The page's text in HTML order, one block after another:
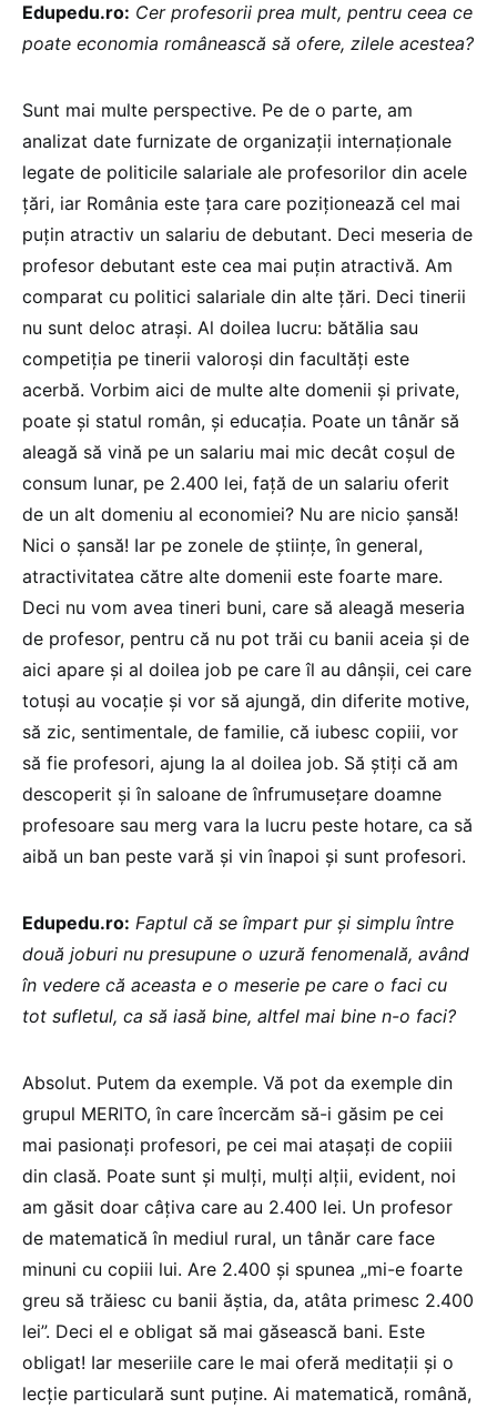
Edupedu.ro: Cer profesorii prea mult, pentru ceea ce
poate economia românească să ofere, zilele acestea?
Sunt mai multe perspective. Pe de o parte, am
analizat date furnizate de organizații internaționale
legate de politicile salariale ale profesorilor din acele
țări, iar România este țara care poziționează cel mai
puțin atractiv un salariu de debutant. Deci meseria de
profesor debutant este cea mai puțin atractivă. Am
comparat cu politici salariale din alte țări. Deci tinerii
nu sunt deloc atrași. Al doilea lucru: bătălia sau
competiția pe tinerii valoroși din facultăți este
acerbă. Vorbim aici de multe alte domenii și private,
poate și statul român, și educația. Poate un tânăr să
aleagă să vină pe un salariu mai mic decât coșul de
consum lunar, pe 2.400 lei, față de un salariu oferit
de un alt domeniu al economiei? Nu are nicio șansă!
Nici o șansă! Iar pe zonele de științe, în general,
atractivitatea către alte domenii este foarte mare.
Deci nu vom avea tineri buni, care să aleagă meseria
de profesor, pentru că nu pot trăi cu banii aceia și de
aici apare și al doilea job pe care îl au dânșii, cei care
totuși au vocație și vor să ajungă, din diferite motive,
să zic, sentimentale, de familie, că iubesc copiii, vor
să fie profesori, ajung la al doilea job. Să știți că am
descoperit și în saloane de înfrumusețare doamne
profesoare sau merg vara la lucru peste hotare, ca să
aibă un ban peste vară și vin înapoi și sunt profesori.
Edupedu.ro: Faptul că se împart pur și simplu între
două joburi nu presupune o uzură fenomenală, având
în vedere că aceasta e o meserie pe care o faci cu
tot sufletul, ca să iasă bine, altfel mai bine n-o faci?
Absolut. Putem da exemple. Vă pot da exemple din
grupul MERITO, în care încercăm să-i găsim pe cei
mai pasionați profesori, pe cei mai atașați de copiii
din clasă. Poate sunt și mulți, mulți alții, evident, noi
am găsit doar câțiva care au 2.400 lei. Un profesor
de matematică în mediul rural, un tânăr care face
minuni cu copiii lui. Are 2.400 și spunea „mi-e foarte
greu să trăiesc cu banii ăștia, da, atâta primesc 2.400
lei”. Deci el e obligat să mai găsească bani. Este
obligat! Iar meseriile care le mai oferă meditații și o
lecție particulară sunt puține. Ai matematică, română,